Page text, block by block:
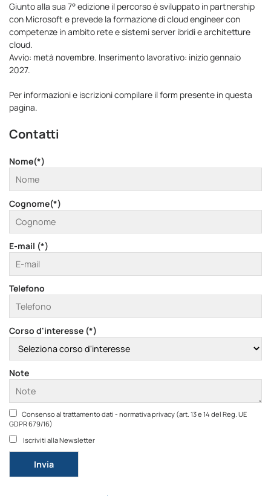
Giunto alla sua 7° edizione il percorso è sviluppato in partnership
con Microsoft e prevede la formazione di cloud engineer con
competenze in ambito rete e sistemi server ibridi e architetture
cloud.
Avvio: metà novembre. Inserimento lavorativo: inizio gennaio
2027.
Per informazioni e iscrizioni compilare il form presente in questa
pagina.
Contatti
Nome(*)
Cognome(*)
E-mail (*)
Telefono
Corso d'interesse (*)
Note
Consenso al trattamento dati - normativa privacy (art. 13 e 14 del Reg. UE
GDPR 679/16)
Iscriviti alla Newsletter